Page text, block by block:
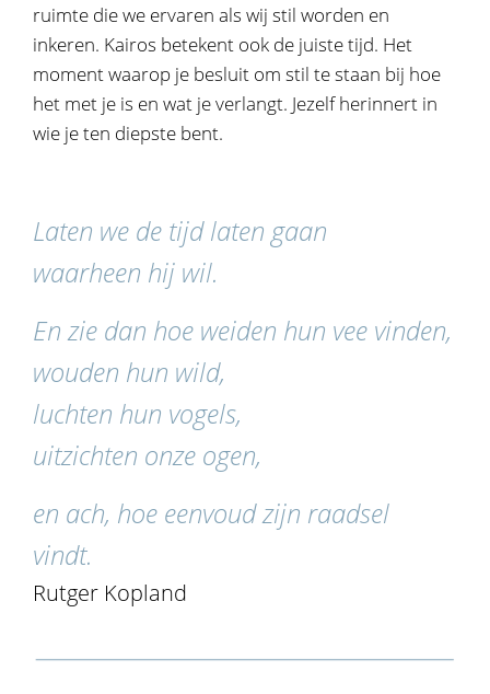
ruimte die we ervaren als wij stil worden en
inkeren. Kairos betekent ook de juiste tijd. Het
moment waarop je besluit om stil te staan bij hoe
het met je is en wat je verlangt. Jezelf herinnert in
wie je ten diepste bent.
Laten we de tijd laten gaan
waarheen hij wil.
En zie dan hoe weiden hun vee vinden,
wouden hun wild,
luchten hun vogels,
uitzichten onze ogen,
en ach, hoe eenvoud zijn raadsel
vindt.
Rutger Kopland